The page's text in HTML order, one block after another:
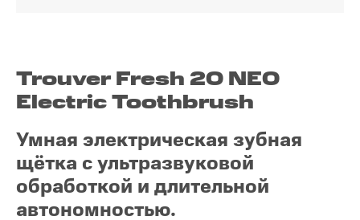
Trouver Fresh 20 NE0
Electric Toothbrush
Умная электрическая зубная
щётка с ультразвуковой
обработкой и длительной
автономностью.